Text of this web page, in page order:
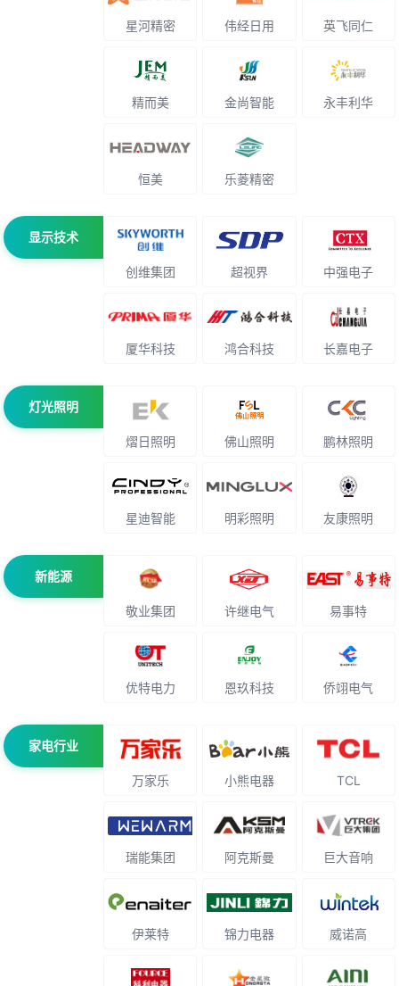
星河精密 伟经日用 英飞同仁
精而美 金尚智能 永丰利华
恒美 乐菱精密
显示技术
创维集团 超视界 中强电子
厦华科技 鸿合科技 长嘉电子
灯光照明
熠日照明 佛山照明 鹏林照明
星迪智能 明彩照明 友康照明
新能源
敬业集团 许继电气 易事特
优特电力 恩玖科技 侨翊电气
家电行业
万家乐 小熊电器 TCL
瑞能集团 阿克斯曼 巨大音响
伊莱特 锦力电器 威诺高